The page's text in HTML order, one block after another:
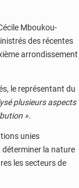
Mboukou-
des récentes
arrondissement
le représentant du
plusieurs aspects
».
unies
déterminer la nature
les secteurs de